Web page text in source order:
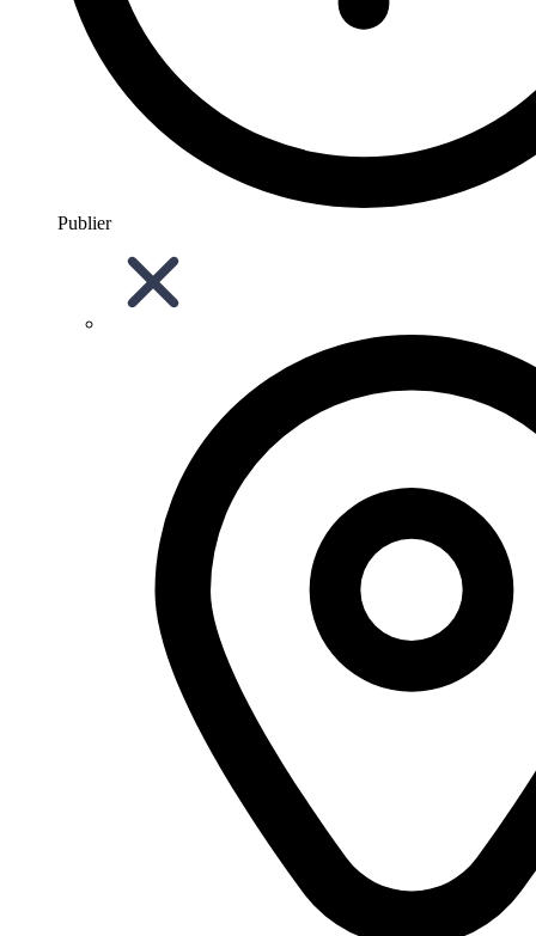
Publier